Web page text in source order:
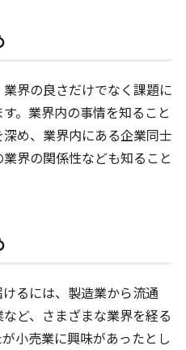
界の良さだけでなく課題に
。業界内の事情を知ること
め、業界内にある企業同士
界の関係性なども知ること
るには、製造業から流通
ど、さまざまな業界を経る
小売業に興味があったとし